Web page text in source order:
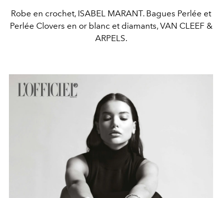
Robe en crochet, ISABEL MARANT. Bagues Perlée et
Perlée Clovers en or blanc et diamants, VAN CLEEF &
ARPELS.